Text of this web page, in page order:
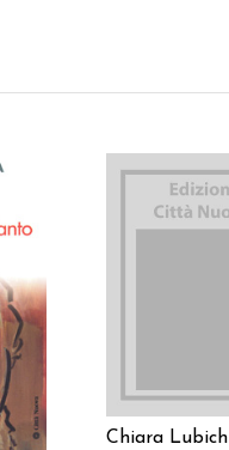
Chiara Lubich